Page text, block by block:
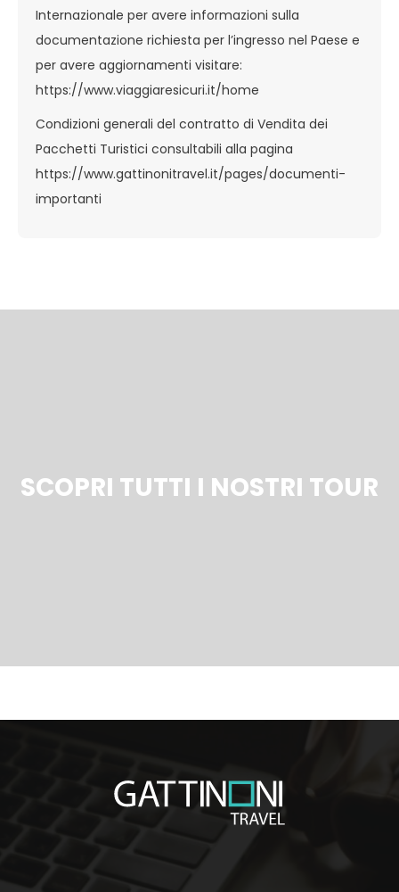
Internazionale per avere informazioni sulla
documentazione richiesta per l’ingresso nel Paese e
per avere aggiornamenti visitare:
https://www.viaggiaresicuri.it/home
Condizioni generali del contratto di Vendita dei
Pacchetti Turistici consultabili alla pagina
https://www.gattinonitravel.it/pages/documenti-
importanti
SCOPRI TUTTI I NOSTRI TOUR